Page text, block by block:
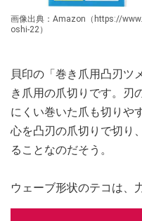
画像出典：Amazon（https://
oshi-22）
貝印の「巻き爪用凸刃ツ
き爪用の爪切りです。刃
にくい巻いた爪も切りや
心を凸刃の爪切りで切り
ることなのだそう。
ウェーブ形状のテコは、